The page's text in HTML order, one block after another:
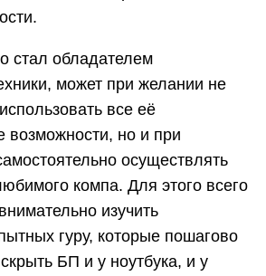
стал обладателем
может при желании не
все её
возможности, но и при
осуществлять
компа. Для этого всего
изучить
гуру, которые пошагово
БП и у ноутбука, и у